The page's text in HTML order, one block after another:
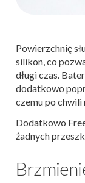
Powierzchnię
silikon, co
długi czas.
dodatkowo
czemu po chwili
Dodatkowo
żadnych